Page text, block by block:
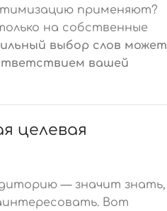
применяют?
на собственные
выбор слов может
вашей
целевая
— значит знать,
Вот